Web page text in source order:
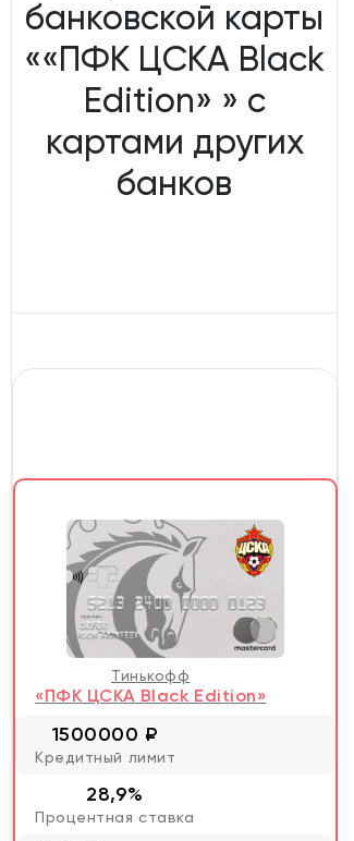
банковской карты
««ПФК ЦСКА Black
Edition» » с
картами других
банков
Тинькофф
«ПФК ЦСКА Black Edition»
1500000 ₽
Кредитный лимит
28,9%
Процентная ставка